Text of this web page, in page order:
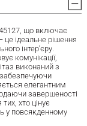
що включає
це ідеальне рішення
інтер’єру.
комунікації,
виконаний з
елегантним
завершеності
хто цінує
у повсякденному